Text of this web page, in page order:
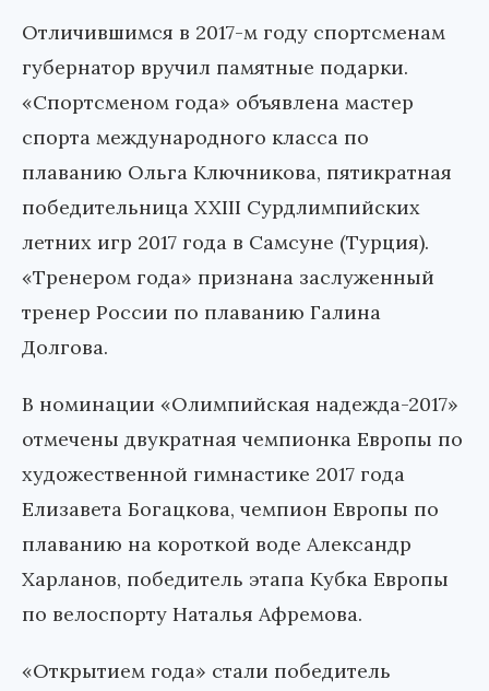
Отличившимся в 2017-м году спортсменам
губернатор вручил памятные подарки.
«Спортсменом года» объявлена мастер
спорта международного класса по
плаванию Ольга Ключникова, пятикратная
победительница XXIII Сурдлимпийских
летних игр 2017 года в Самсуне (Турция).
«Тренером года» признана заслуженный
тренер России по плаванию Галина
Долгова.
В номинации «Олимпийская надежда-2017»
отмечены двукратная чемпионка Европы по
художественной гимнастике 2017 года
Елизавета Богацкова, чемпион Европы по
плаванию на короткой воде Александр
Харланов, победитель этапа Кубка Европы
по велоспорту Наталья Афремова.
«Открытием года» стали победитель